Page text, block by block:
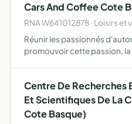
Cars And Coffee Cote
RNA W641012878 · Loisirs et
Réunir les passionnés
promouvoir cette passion,
d'outils pour…
Centre De
Et Scientifiques De La
Cote Basque)